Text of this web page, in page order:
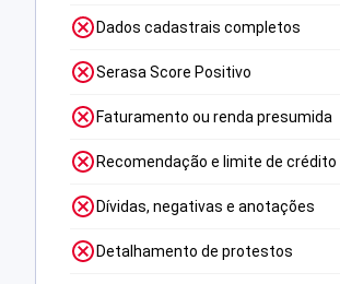
Dados cadastrais completos
Serasa Score Positivo
Faturamento ou renda presumida
Recomendação e limite de crédito
Dívidas, negativas e anotações
Detalhamento de protestos